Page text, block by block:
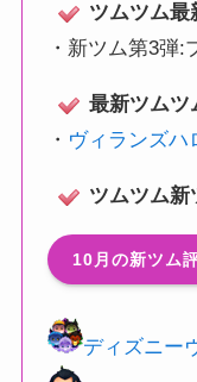
ツムツム最
・ 新ツム第3弾:
最新ツムツ
・ ヴィランズハ
ツムツム新
10月の新ツム
ディズニー